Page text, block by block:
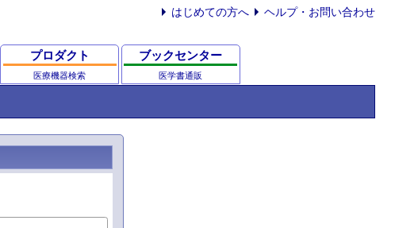
はじめての方へ ヘルプ・お問い合わせ
プロダクト
医療機器検索
ブックセンター
医学書通販